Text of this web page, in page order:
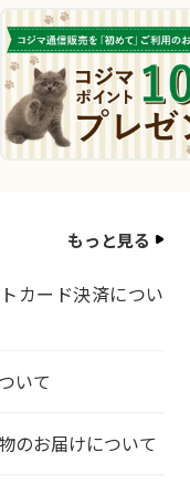
もっと見る
カード決済につい
いて
のお届けについて